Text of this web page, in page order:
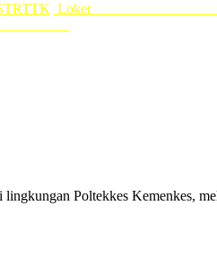
Poltekkes Kemenkes,